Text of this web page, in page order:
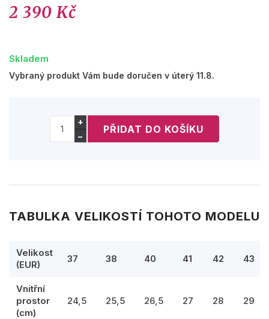
2 390 Kč
Skladem
Vybraný produkt Vám bude doručen v úterý 11.8.
+
−
TABULKA VELIKOSTÍ TOHOTO MODELU
Velikost
(EUR)
37 38 40 41 42 43
Vnitřní
prostor
(cm)
24,5 25,5 26,5 27 28 29